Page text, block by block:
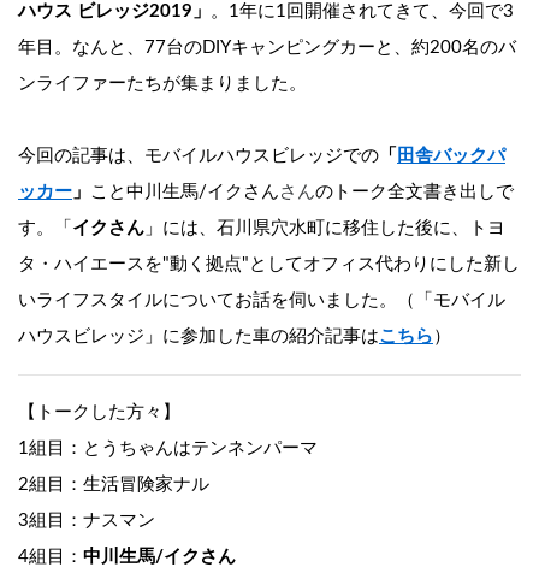
ハウス ビレッジ2019」
。 1年に1回開催されてきて、今回で3
年目。なんと、77台のDIYキャンピングカーと、約200名のバ
ンライファーたちが集まりました。
今回の記事は、モバイルハウスビレッジでの 「 田舎バックパ
ッカー 」 こと中川生馬/イクさん さんのトーク全文書き出しで
す。「 イクさん 」には、石川県穴水町に移住した後に、トヨ
タ・ハイエースを"動く拠点"としてオフィス代わりにした新し
いライフスタイルについてお話を伺いました。（
「モバイル
ハウスビレッジ」に参加した車の紹介記事はこちら ）
【トークした方々】
1組目：とうちゃんはテンネンパーマ
2組目：生活冒険家ナル
3組目：ナスマン
4組目： 中川生馬/イクさん